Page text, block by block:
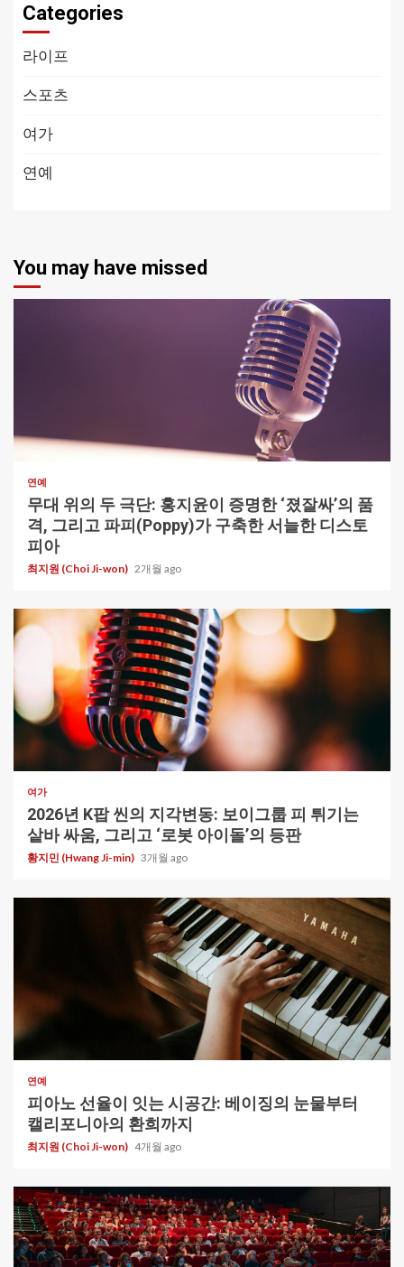
Categories
라이프
스포츠
여가
연예
You may have missed
1 min read
연예
무대 위의 두 극단: 홍지윤이 증명한 ‘졌잘싸’의 품
격, 그리고 파피(Poppy)가 구축한 서늘한 디스토
피아
최지원 (Choi Ji-won) 2개월 ago
1 min read
여가
2026년 K팝 씬의 지각변동: 보이그룹 피 튀기는
샅바 싸움, 그리고 ‘로봇 아이돌’의 등판
황지민 (Hwang Ji-min) 3개월 ago
1 min read
연예
피아노 선율이 잇는 시공간: 베이징의 눈물부터
캘리포니아의 환희까지
최지원 (Choi Ji-won) 4개월 ago